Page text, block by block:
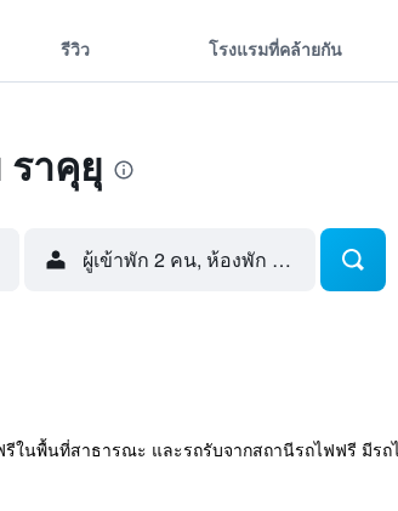
รีวิว โรงแรมที่คล้ายกัน
าคุยุ
ผู้เข้าพัก 2 คน, ห้องพัก 1 ห้อง
ในพื้นที่สาธารณะ และรถรับจากสถานีรถไฟฟรี มีร